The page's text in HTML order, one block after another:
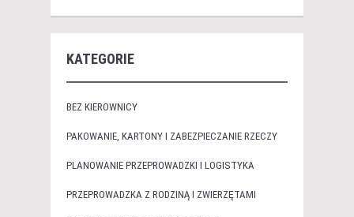
KATEGORIE
BEZ KIEROWNICY
PAKOWANIE, KARTONY I ZABEZPIECZANIE RZECZY
PLANOWANIE PRZEPROWADZKI I LOGISTYKA
PRZEPROWADZKA Z RODZINĄ I ZWIERZĘTAMI